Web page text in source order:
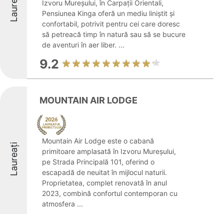
Izvoru Mureșului, în Carpații Orientali,
Pensiunea Kinga oferă un mediu liniștit și
confortabil, potrivit pentru cei care doresc
să petreacă timp în natură sau să se bucure
de aventuri în aer liber. ...
9.2
Laureați
MOUNTAIN AIR LODGE
Mountain Air Lodge este o cabană
primitoare amplasată în Izvoru Mureșului,
pe Strada Principală 101, oferind o
escapadă de neuitat în mijlocul naturii.
Proprietatea, complet renovată în anul
2023, combină confortul contemporan cu
atmosfera ...